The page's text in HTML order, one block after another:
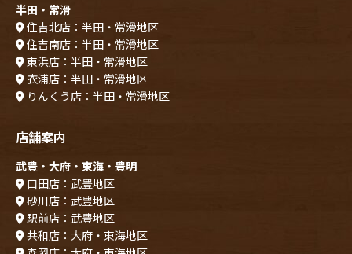
半田・常滑
住吉北店：半田・常滑地区
住吉南店：半田・常滑地区
東浜店：半田・常滑地区
衣浦店：半田・常滑地区
りんくう店：半田・常滑地区
店舗案内
武豊・大府・東海・豊明
口田店：武豊地区
砂川店：武豊地区
駅前店：武豊地区
共和店：大府・東海地区